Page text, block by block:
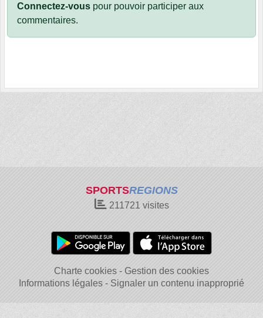
Connectez-vous pour pouvoir participer aux
commentaires.
SPORTSREGIONS
211721 visites
Charte cookies
Gestion des cookies
Informations légales
Signaler un contenu inapproprié